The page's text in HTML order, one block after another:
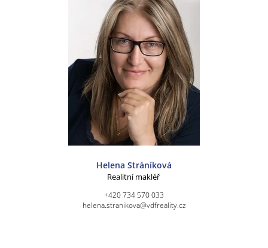
Helena Stráníková
Realitní makléř
+420 734 570 033
helena.stranikova@vdfreality.cz